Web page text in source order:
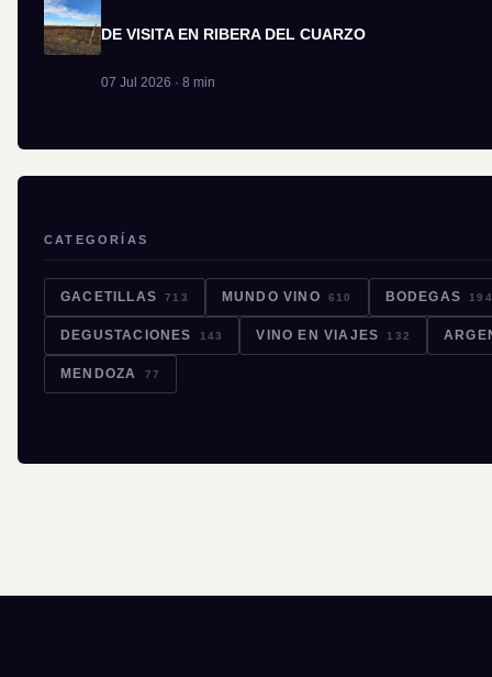
DE VISITA EN RIBERA DEL CUARZO
07 Jul 2026 · 8 min
CATEGORÍAS
GACETILLAS 713 MUNDO VINO 610 BODEGAS 194
DEGUSTACIONES 143 VINO EN VIAJES 132
MENDOZA 77